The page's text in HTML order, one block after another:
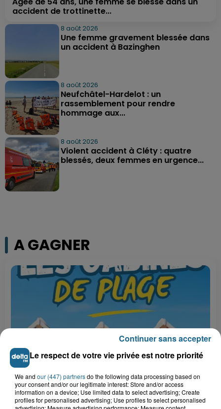
accident de trottinette...
8 août 2026
Une femme gravement blessée dans
un accident à Bazinghen
8 août 2026
Neufchâtel-Hardelot : un
rassemblement pour rendre
hommage aux...
8 août 2026
Violent accident à Cléty : quatre
blessés, deux femmes en urgence...
A GAGNER
Grand jeu de l'été : les cabines de plages
Gagnez vos entrées pour Dennlys
Parc
Le respect de votre vie privée est notre priorité
We and our (447) partnersdo the following data processing based on
your consent and/or our legitimate interest: Store and/or access
information on a device; Use limited data to select advertising; Create
profiles for personalised advertising; Use profiles to select personalised
Continuer sans accepter